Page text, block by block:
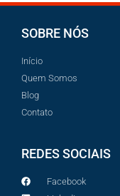
SOBRE NÓS
Início
Quem Somos
Blog
Contato
REDES SOCIAIS
Facebook